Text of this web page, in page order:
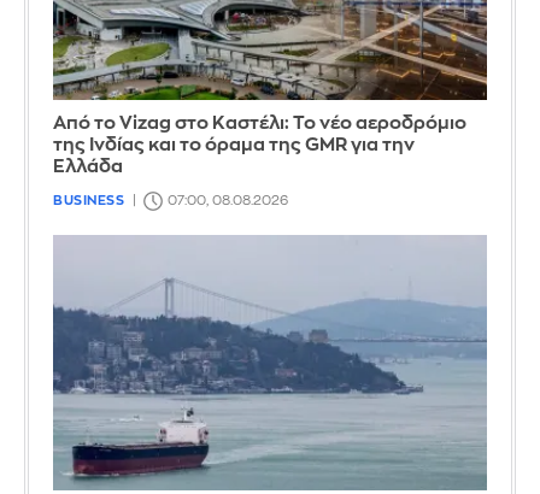
Από το Vizag στο Καστέλι: Το νέο αεροδρόμιο
της Ινδίας και το όραμα της GMR για την
Ελλάδα
BUSINESS 07:00, 08.08.2026